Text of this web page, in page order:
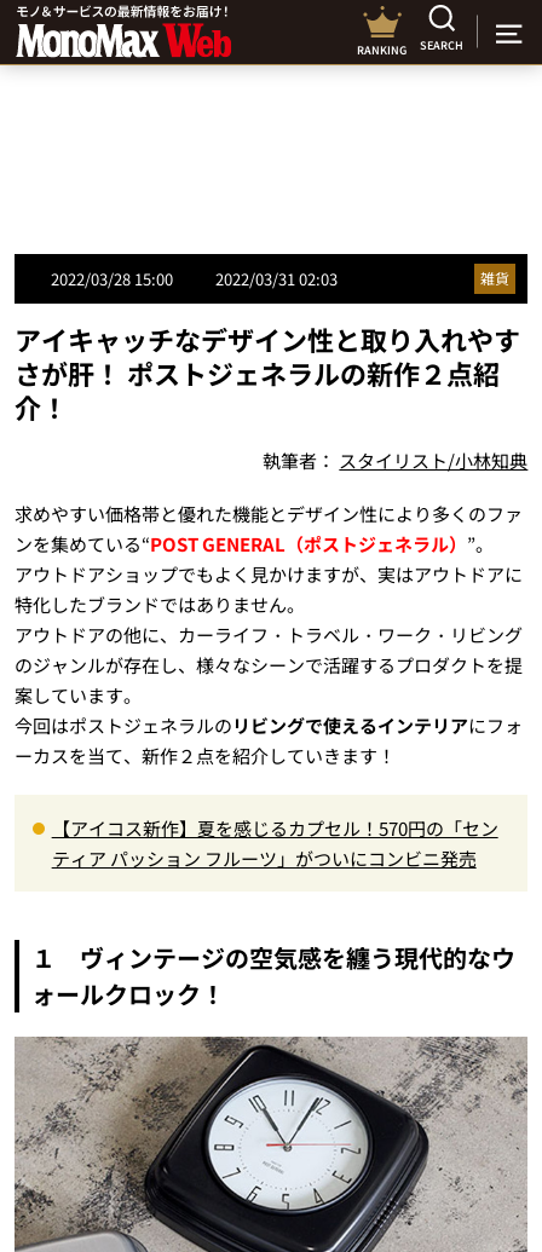
RANKING SEARCH
2022/03/28 15:00 2022/03/31 02:03 雑貨
アイキャッチなデザイン性と取り入れやす
さが肝！ ポストジェネラルの新作２点紹
介！
執筆者： スタイリスト/小林知典
求めやすい価格帯と優れた機能とデザイン性により多くのファ
ンを集めている“POST GENERAL（ポストジェネラル） ”。
アウトドアショップでもよく見かけますが、実はアウトドアに
特化したブランドではありません。
アウトドアの他に、カーライフ・トラベル・ワーク・リビング
のジャンルが存在し、様々なシーンで活躍するプロダクトを提
案しています。
今回はポストジェネラルのリビングで使えるインテリアにフォ
ーカスを当て、新作２点を紹介していきます！
【アイコス新作】夏を感じるカプセル！570円の「セン
ティア パッション フルーツ」がついにコンビニ発売
１ ヴィンテージの空気感を纏う現代的なウ
ォールクロック！